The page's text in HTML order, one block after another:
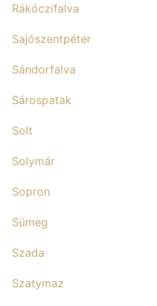
Rákóczifalva
Sajószentpéter
Sándorfalva
Sárospatak
Solt
Solymár
Sopron
Sümeg
Szada
Szatymaz